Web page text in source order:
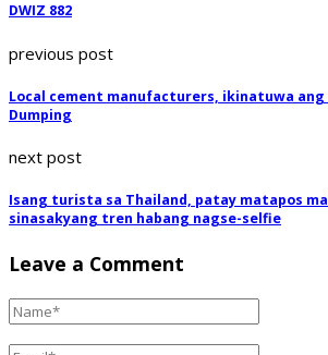
DWIZ 882
previous post
Local cement manufacturers, ikinatuwa
Dumping
next post
Isang turista sa Thailand, patay matapos
sinasakyang tren habang nagse-selfie
Leave a Comment